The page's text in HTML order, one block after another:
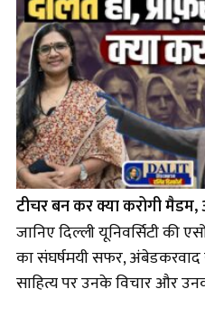
टीचर बन कर क्या करोगी
जानिए दिल्ली यूनिवर्सिटी की
का संघर्षमयी सफर,
साहित्य पर उनके विचार और